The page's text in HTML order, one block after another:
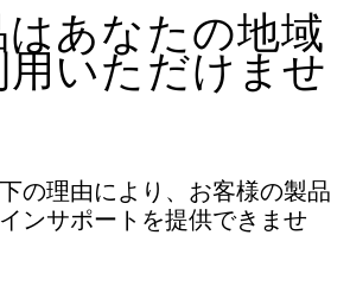
はあなたの地域
いただけませ
の理由により、お客様の製品
ンサポートを提供できませ